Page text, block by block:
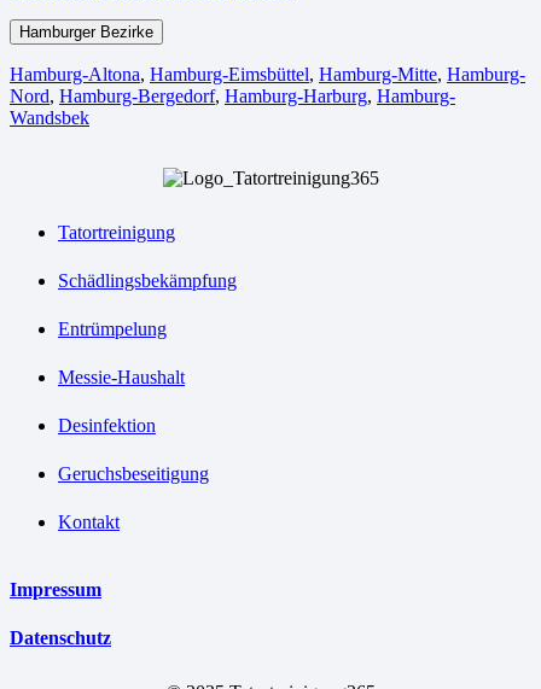
Hamburger Bezirke
Hamburg-Altona, Hamburg-Eimsbüttel, Hamburg-Mitte, Hamburg-
Nord, Hamburg-Bergedorf, Hamburg-Harburg, Hamburg-
Wandsbek
Tatortreinigung
Schädlingsbekämpfung
Entrümpelung
Messie-Haushalt
Desinfektion
Geruchsbeseitigung
Kontakt
Impressum
Datenschutz